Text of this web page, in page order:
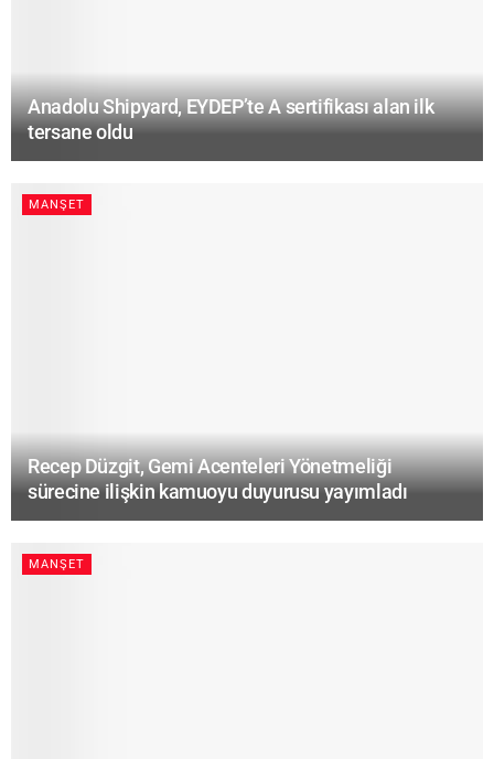
Anadolu Shipyard, EYDEP’te A sertifikası alan ilk
tersane oldu
MANŞET
Recep Düzgit, Gemi Acenteleri Yönetmeliği
sürecine ilişkin kamuoyu duyurusu yayımladı
MANŞET